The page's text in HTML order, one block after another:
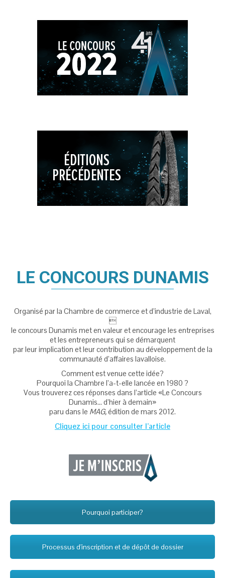
LE CONCOURS DUNAMIS
Organisé par la Chambre de commerce et d’industrie de Laval,

le concours Dunamis met en valeur et encourage les entreprises
et les entrepreneurs qui se démarquent
par leur implication et leur contribution au développement de la
communauté d’affaires lavalloise.
Comment est venue cette idée?
Pourquoi la Chambre l’a-t-elle lancée en 1980 ?
Vous trouverez ces réponses dans l’article «Le Concours
Dunamis… d’hier à demain»
paru dans le MAG,édition de mars 2012.
Cliquez ici pour consulter l’article
Pourquoi participer?
Processus d'inscription et de dépôt de dossier